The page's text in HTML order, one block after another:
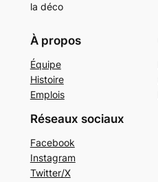
la déco
À propos
Équipe
Histoire
Emplois
Réseaux sociaux
Facebook
Instagram
Twitter/X